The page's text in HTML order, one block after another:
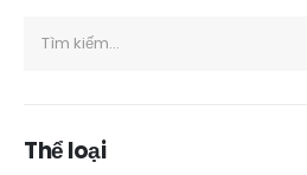
Thể loại